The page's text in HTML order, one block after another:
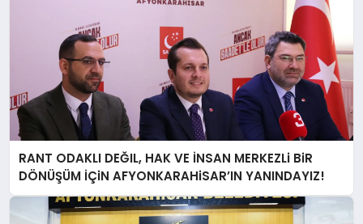
RANT ODAKLI DEĞIL, HAK VE İNSAN MERKEZLi BiR
DÖNÜŞÜM İÇiN AFYONKARAHiSAR’IN YANINDAYIZ!